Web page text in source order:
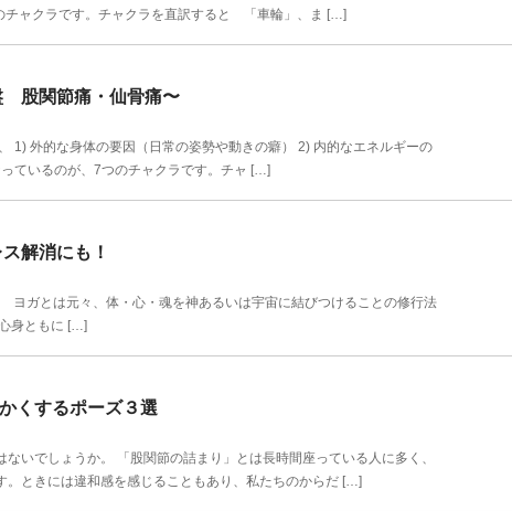
ャクラです。チャクラを直訳すると 「車輪」、ま […]
股関節痛・仙骨痛〜
外的な身体の要因（日常の姿勢や動きの癖） 2) 内的なエネルギーの
いるのが、7つのチャクラです。チャ […]
解消にも！
ガとは元々、体・心・魂を神あるいは宇宙に結びつけることの修行法
身ともに […]
くするポーズ３選
いでしょうか。 「股関節の詰まり」とは長時間座っている人に多く、
ときには違和感を感じることもあり、私たちのからだ […]